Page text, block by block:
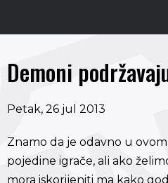
Demoni
Petak, 26 jul 2013
Znamo da je odavno u
pojedine igrače, ali ako
mora iskorijeniti ma kako